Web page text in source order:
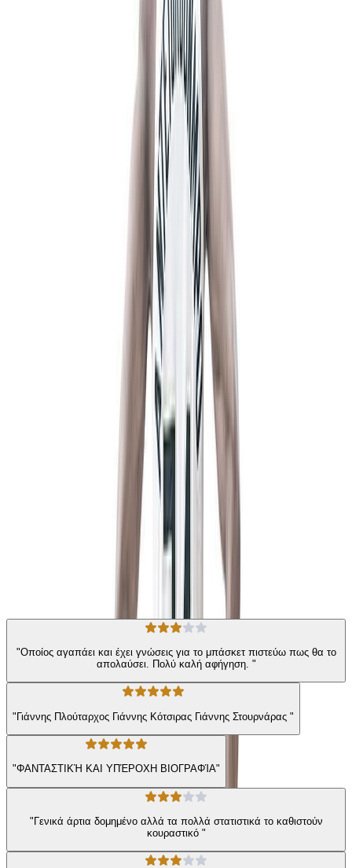
«Μην αφήνεις κανέναν να σου πει τι δεν μπορείς να κάνεις. Να
πιστεύεις, φίλε. Να ελπίζεις πως γίνεται. Γίνεται.» Γιάννης
Αντετοκουμπο. Ο 'Greek Freak', το αστέρι των Μιλγουόκι Μπακς,
το μεγαλύτερο συμβόλαιο στην ιστορία του ΝΒΑ, ο MVP των
τελικών του ΝΒΑ 2021. Το βιβλίο "Γιάννης Αντετοκούνμπο:
Γράφοντας Ιστορία", αφηγείται την συγκλονιστική πορεία ενός
παιδιού που κυνήγησε τον στόχο του με πείσμα και σκληρή
δουλειά, παρά τις αντιξοότητες που θα είχαν σταματήσει
οποιονδήποτε άλλον. Είναι επίσης η ιστορία όσων πίστεψαν
σ’αυτόν όταν το όνειρο φαινόταν άπιαστο. Μια ιστορία που δεν
μπορεί παρά να αποτελεί πηγή έμπνευσης κι ένα μάθημα ζωής για
όλους, άνδρες και γυναίκες, μικρούς και μεγάλους, φίλαθλους ή
Η γνώμη των ακροατών
★ 4.5 /5 Βαθμολογία βιβλίου
"Οποίος αγαπάει και έχει γνώσεις για το μπάσκετ πιστεύω πως θα το
απολαύσει. Πολύ καλή αφήγηση. "
"Γιάννης Πλούταρχος Γιάννης Κότσιρας Γιάννης Στουρνάρας "
"ΦΑΝΤΑΣΤΙΚΉ ΚΑΙ ΥΠΈΡΟΧΗ ΒΙΟΓΡΑΦΊΑ"
"Γενικά άρτια δομημένο αλλά τα πολλά στατιστικά το καθιστούν
κουραστικό "